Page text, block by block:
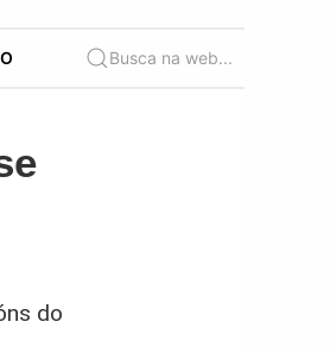
Busca na web...
do